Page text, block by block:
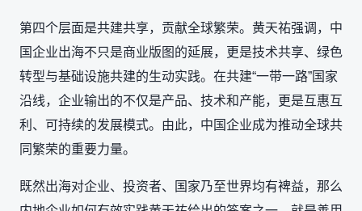
第四个层面是共建共享，贡献全球繁荣。黄天祐强调，中
国企业出海不只是商业版图的延展，更是技术共享、绿色
转型与基础设施共建的生动实践。在共建“一带一路”国家
沿线，企业输出的不仅是产品、技术和产能，更是互惠互
利、可持续的发展模式。由此，中国企业成为推动全球共
同繁荣的重要力量。
既然出海对企业、投资者、国家乃至世界均有裨益，那么